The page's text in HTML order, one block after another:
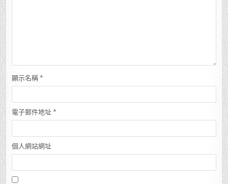
顯示名稱 *
電子郵件地址 *
個人網站網址